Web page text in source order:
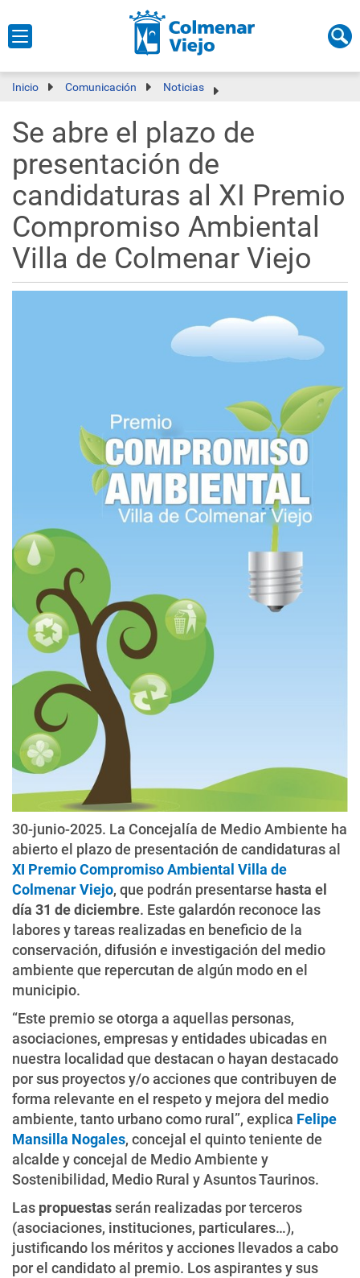
Inicio Comunicación Noticias
Se abre el plazo de
presentación de
candidaturas al XI Premio
Compromiso Ambiental
Villa de Colmenar Viejo
30-junio-2025. La Concejalía de Medio Ambiente ha
abierto el plazo de presentación de candidaturas al
XI Premio Compromiso Ambiental Villa de
Colmenar Viejo, que podrán presentarse hasta el
día 31 de diciembre. Este galardón reconoce las
labores y tareas realizadas en beneficio de la
conservación, difusión e investigación del medio
ambiente que repercutan de algún modo en el
municipio.
“Este premio se otorga a aquellas personas,
asociaciones, empresas y entidades ubicadas en
nuestra localidad que destacan o hayan destacado
por sus proyectos y/o acciones que contribuyen de
forma relevante en el respeto y mejora del medio
ambiente, tanto urbano como rural”, explica Felipe
Mansilla Nogales, concejal el quinto teniente de
alcalde y concejal de Medio Ambiente y
Sostenibilidad, Medio Rural y Asuntos Taurinos.
Las propuestasserán realizadas por terceros
(asociaciones, instituciones, particulares…),
justificando los méritos y acciones llevados a cabo
por el candidato al premio. Los aspirantes y sus